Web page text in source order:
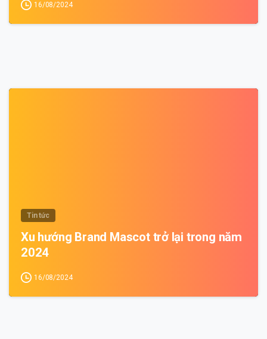
16/08/2024
Tin tức
Xu hướng Brand Mascot trở lại trong năm
2024
16/08/2024